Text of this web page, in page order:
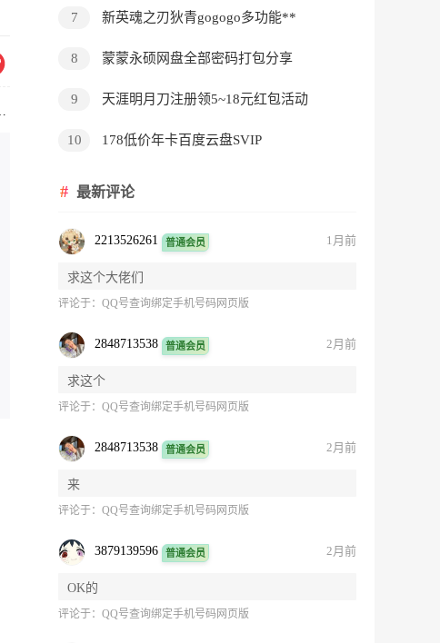
7 新英魂之刃狄青gogogo多功能**
8 蒙蒙永硕网盘全部密码打包分享
9 天涯明月刀注册领5~18元红包活动
10 178低价年卡百度云盘SVIP
最新评论
2213526261 普通会员 1月前
求这个大佬们
评论于：QQ号查询绑定手机号码网页版
2848713538 普通会员 2月前
求这个
评论于：QQ号查询绑定手机号码网页版
2848713538 普通会员 2月前
来
评论于：QQ号查询绑定手机号码网页版
3879139596 普通会员 2月前
OK的
评论于：QQ号查询绑定手机号码网页版